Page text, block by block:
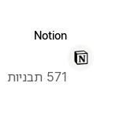
Notion
571 תבניות